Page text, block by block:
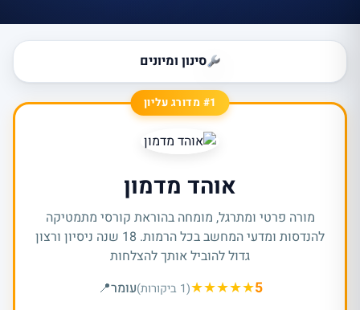
סינון ומיונים
#1 מדורג עליון
אוהד מדמון
מורה פרטי ומתרגל, מומחה בהוראת קורסי מתמטיקה
להנדסות ומדעי המחשב בכל הרמות. 18 שנה ניסיון ורצון
גדול להוביל אותך להצלחות
(1 ביקורות)★★★★★5 עומר📍